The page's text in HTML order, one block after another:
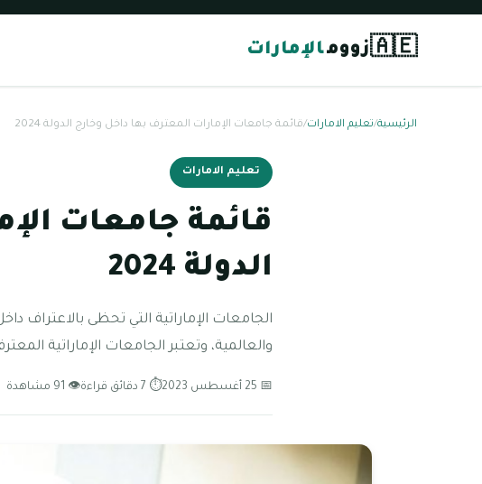
🇦🇪زوومالإمارات
الرئيسية/تعليم الامارات/قائمة جامعات الإمارات المعترف بها داخل وخارج الدولة 2024
تعليم الامارات
قائمة جامعات
الدولة 2024
الجامعات الإماراتية التي تحظى بالاعتراف
والعالمية، وتعتبر الجامعات الإماراتية
📅 25 أغسطس 2023 ⏱ 7 دقائق قراءة 👁 91 مشاهدة